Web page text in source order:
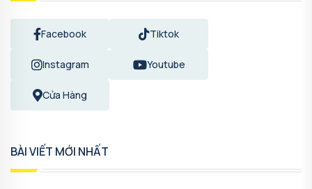
Facebook Tiktok
Instagram Youtube
Cửa Hàng
BÀI VIẾT MỚI NHẤT